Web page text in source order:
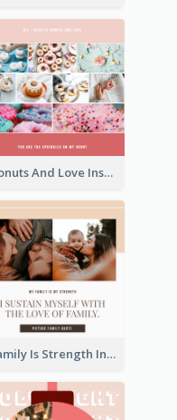
Donuts And Love Instagram Post
Family Is Strength Instagram Post